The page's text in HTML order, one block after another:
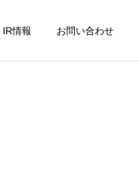
IR情報 お問い合わせ